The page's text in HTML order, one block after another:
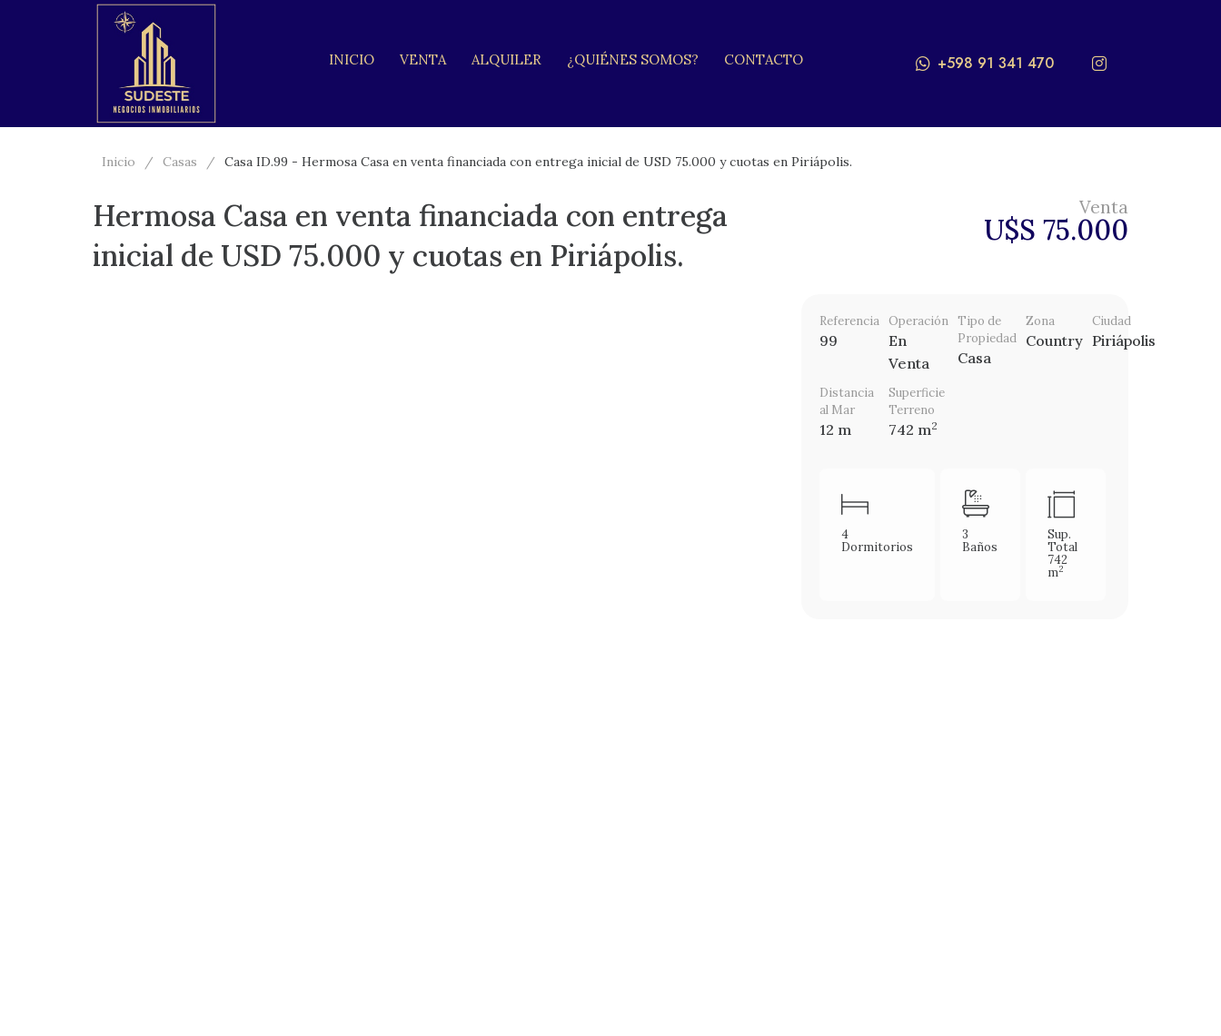
INICIO VENTA ALQUILER ¿QUIÉNES SOMOS? CONTACTO +598 91 341 470
Inicio Casas Casa ID.99 - Hermosa Casa en venta financiada con entrega inicial de USD 75.000 y cuotas en Piriápolis.
Hermosa Casa en venta financiada con entrega
inicial de USD 75.000 y cuotas en Piriápolis.
Venta
U$S 75.000
Referencia
99
Operación
En
Venta
Tipo de
Propiedad
Casa
Zona
Country
Ciudad
Piriápolis
Distancia
al Mar
12 m
Superficie
Terreno
742 m2
4
Dormitorios
3
Baños
Sup.
Total
742
m2